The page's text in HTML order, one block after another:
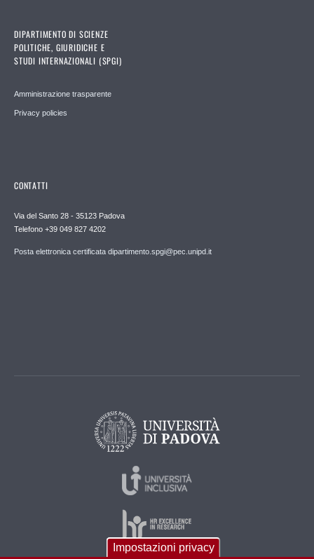
DIPARTIMENTO DI SCIENZE
POLITICHE, GIURIDICHE E
STUDI INTERNAZIONALI (SPGI)
Amministrazione trasparente
Privacy policies
CONTATTI
Via del Santo 28 - 35123 Padova
Telefono +39 049 827 4202
Posta elettronica certificata dipartimento.spgi@pec.unipd.it
Impostazioni privacy